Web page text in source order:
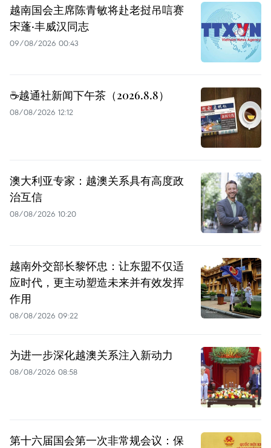
越南国会主席陈青敏将赴老挝吊唁赛
宋蓬·丰威汉同志
09/08/2026 00:43
☕️越通社新闻下午茶（2026.8.8）
08/08/2026 12:12
澳大利亚专家：越澳关系具有高度政
治互信
08/08/2026 10:20
越南外交部长黎怀忠：让东盟不仅适
应时代，更主动塑造未来并有效发挥
作用
08/08/2026 09:22
为进一步深化越澳关系注入新动力
08/08/2026 08:58
第十六届国会第一次非常规会议：保